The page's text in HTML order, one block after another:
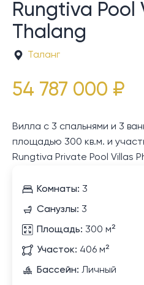
Rungtiva Pool
Thalang
Таланг
54 787 000 ₽
Вилла с 3 спальнями и 3
площадью 300 кв.м. и
Rungtiva Private Pool Villas
Комнаты: 3
Санузлы: 3
Площадь: 300 м²
Участок: 406 м²
Бассейн: Личный